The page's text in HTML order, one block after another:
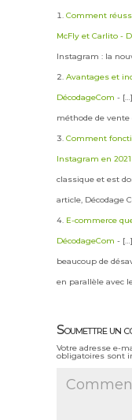
Comment
McFly et Carlito -
Instagram : la
Avantages et
DécodageCom -
méthode de
Comment
Instagram en 2021
classique et est
article, Décodage
E-commerce
DécodageCom -
beaucoup de
en parallèle avec
Soumettre un
Votre adresse e-
obligatoires sont